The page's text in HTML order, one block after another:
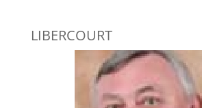
LIBERCOURT